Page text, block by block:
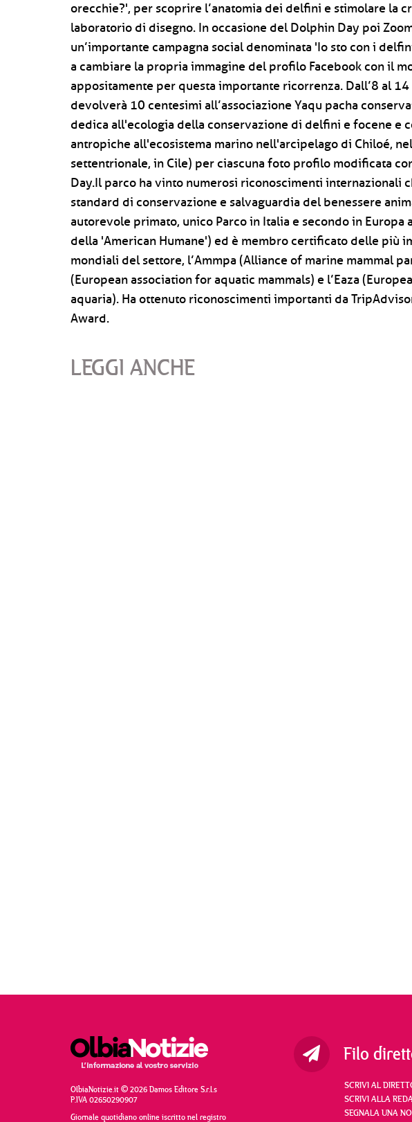
orecchie?', per scoprire l’anatomia dei delfini e stimolare la
laboratorio di disegno. In occasione del Dolphin Day poi
un’importante campagna social denominata 'Io sto con i
a cambiare la propria immagine del profilo Facebook con il
appositamente per questa importante ricorrenza. Dall’8 al
devolverà 10 centesimi all’associazione Yaqu pacha
dedica all'ecologia della conservazione di delfini e focene e
antropiche all'ecosistema marino nell'arcipelago di Chiloé,
settentrionale, in Cile) per ciascuna foto profilo modificata
Day.Il parco ha vinto numerosi riconoscimenti internazionali
standard di conservazione e salvaguardia del benessere
autorevole primato, unico Parco in Italia e secondo in
della 'American Humane') ed è membro certificato delle più
mondiali del settore, l’Ammpa (Alliance of marine mammal
(European association for aquatic mammals) e l’Eaza
aquaria). Ha ottenuto riconoscimenti importanti da
Award.
LEGGI ANCHE
OlbiaNotizie.it © 2026 Damos Editore S.r.l.s
P.IVA 02650290907
Giornale quotidiano online iscritto nel registro
Filo
SCRIVI AL
SCRIVI ALLA
SEGNALA UNA